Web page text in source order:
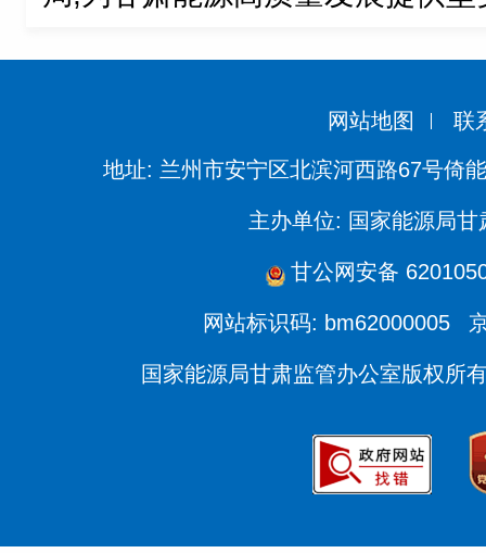
网站地图 联
地址: 兰州市安宁区北滨河西路67号倚
主办单位: 国家能源局甘
甘公网安备
网站标识码: bm62000005
国家能源局甘肃监管办公室版权所